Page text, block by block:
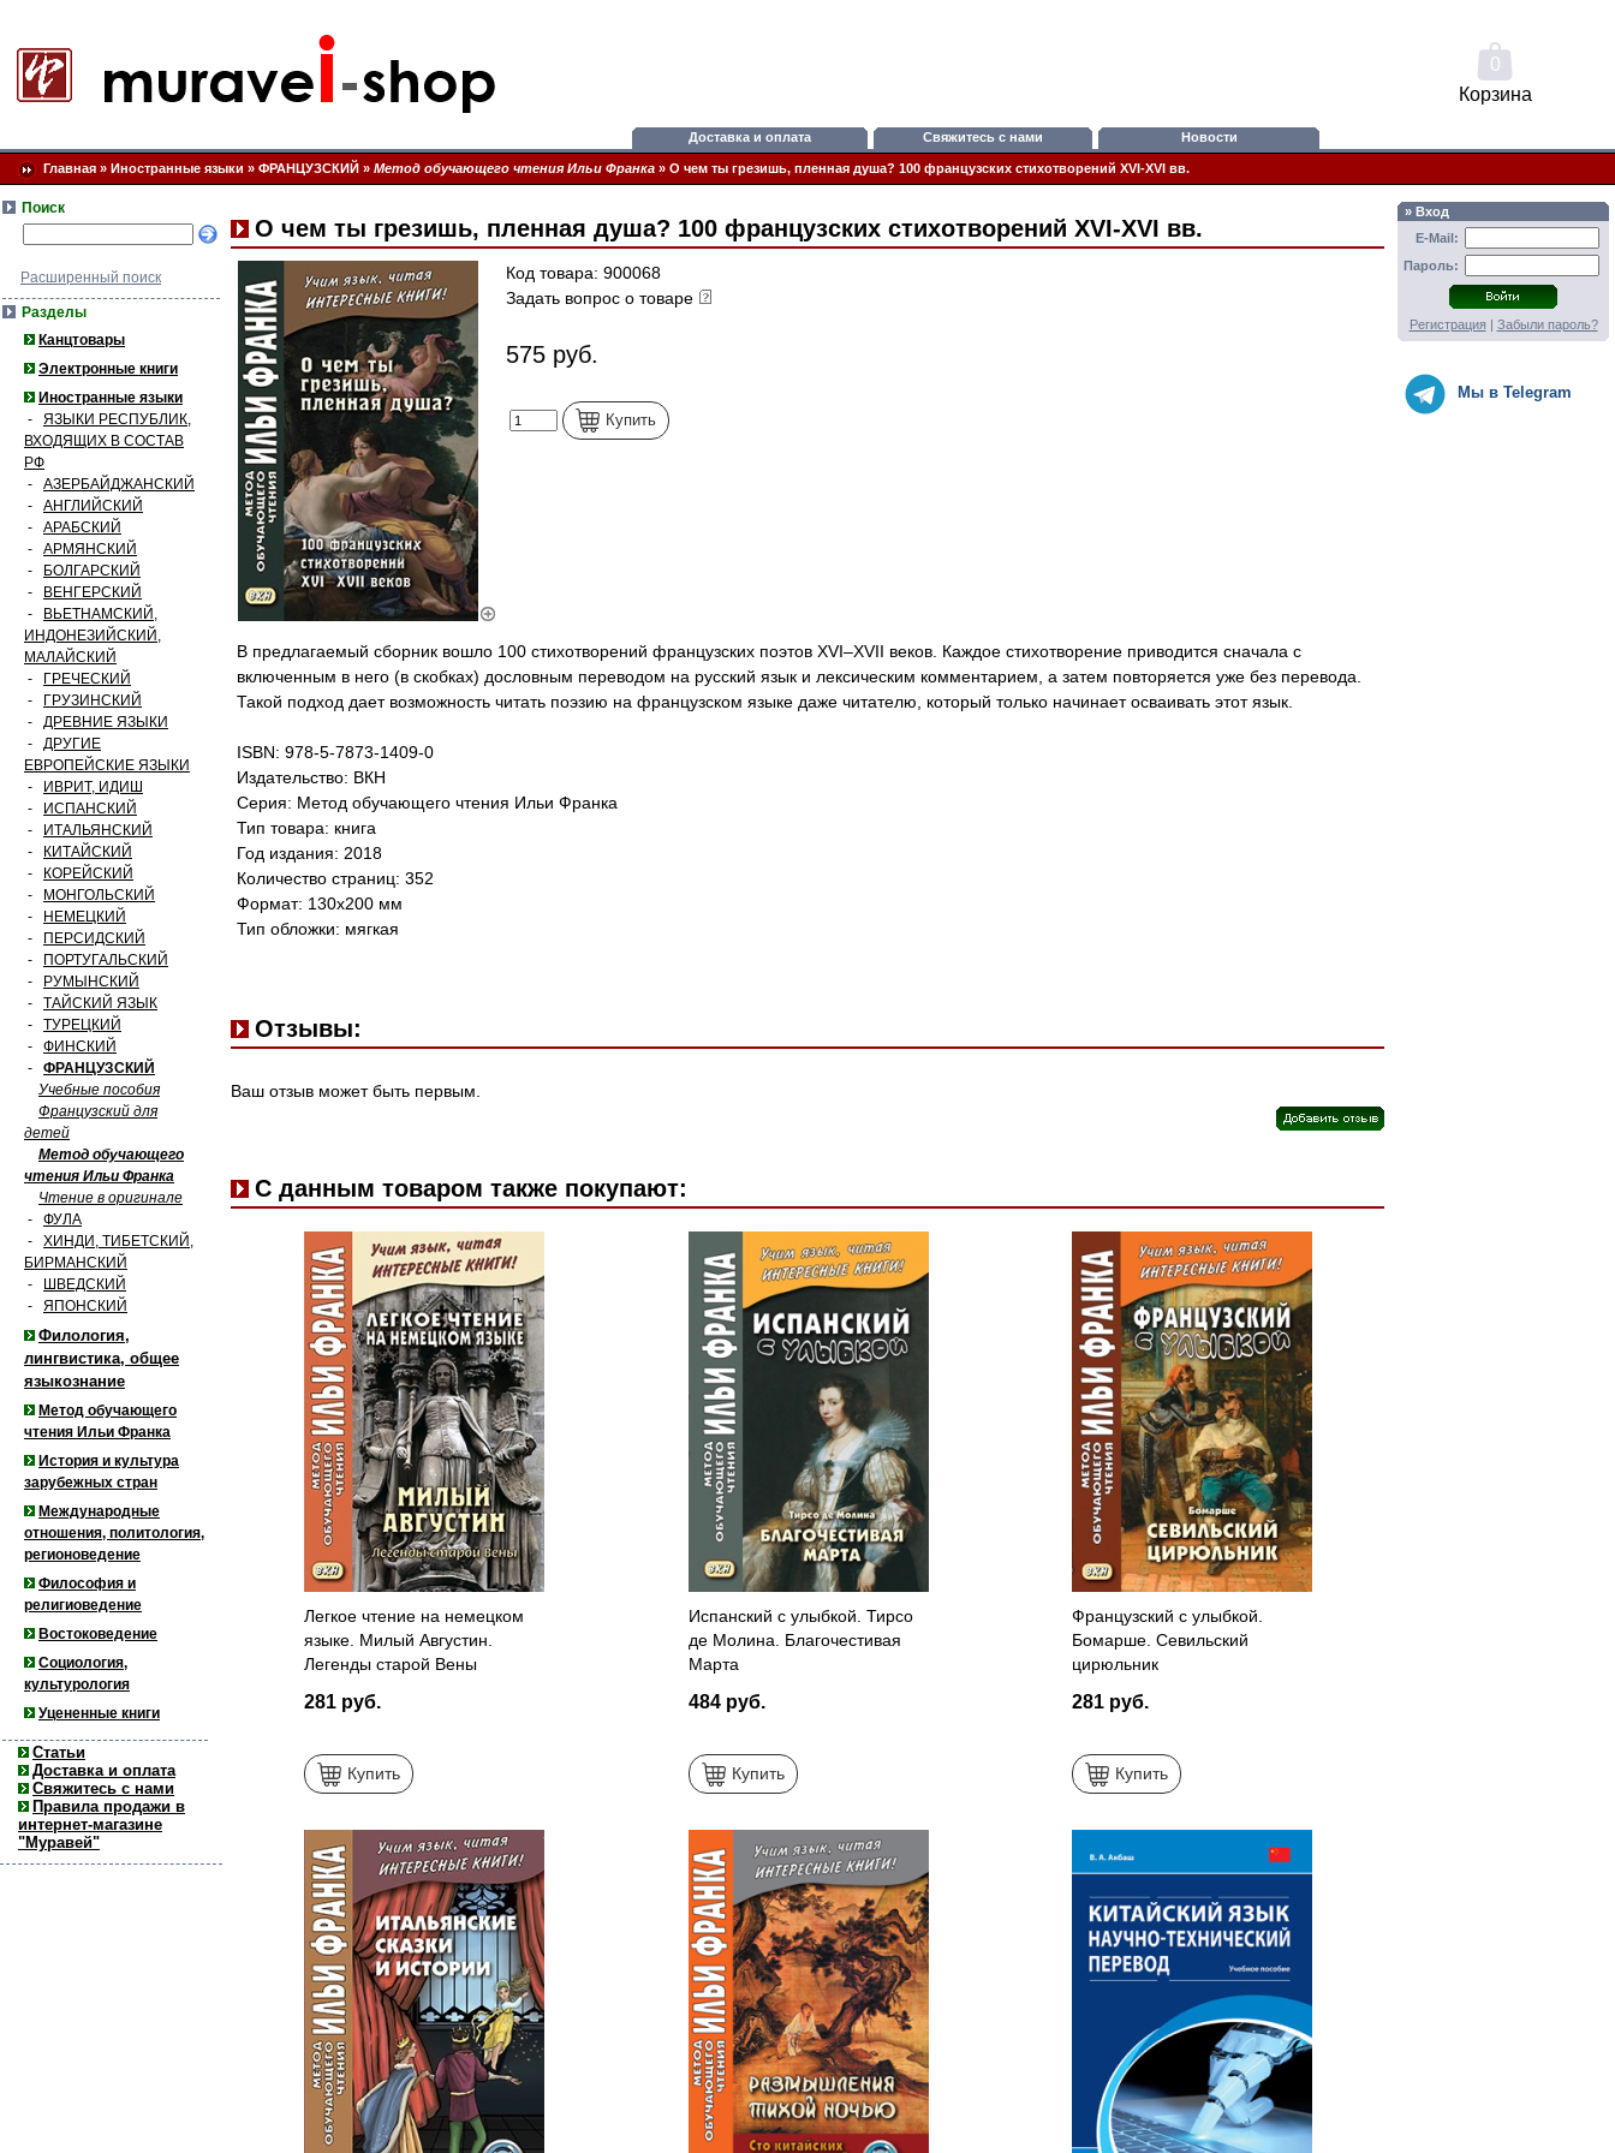
0
Корзина
Доставка и оплата Свяжитесь с нами Новости
Главная » Иностранные языки » ФРАНЦУЗСКИЙ » Метод обучающего чтения Ильи Франка » О чем ты грезишь, пленная душа? 100 французских стихотворений XVI-XVI вв.
Поиск
Расширенный поиск
Разделы
Канцтовары
Электронные книги
Иностранные языки
- ЯЗЫКИ РЕСПУБЛИК,
ВХОДЯЩИХ В СОСТАВ
РФ
- АЗЕРБАЙДЖАНСКИЙ
- АНГЛИЙСКИЙ
- АРАБСКИЙ
- АРМЯНСКИЙ
-
БОЛГАРСКИЙ
-
ВЕНГЕРСКИЙ
-
ВЬЕТНАМСКИЙ,
ИНДОНЕЗИЙСКИЙ,
МАЛАЙСКИЙ
-
ГРЕЧЕСКИЙ
-
ГРУЗИНСКИЙ
- ДРЕВНИЕ ЯЗЫКИ
- ДРУГИЕ
ЕВРОПЕЙСКИЕ ЯЗЫКИ
-
ИВРИТ, ИДИШ
-
ИСПАНСКИЙ
-
ИТАЛЬЯНСКИЙ
-
КИТАЙСКИЙ
-
КОРЕЙСКИЙ
-
МОНГОЛЬСКИЙ
-
НЕМЕЦКИЙ
-
ПЕРСИДСКИЙ
-
ПОРТУГАЛЬСКИЙ
-
РУМЫНСКИЙ
- ТАЙСКИЙ ЯЗЫК
- ТУРЕЦКИЙ
- ФИНСКИЙ
- ФРАНЦУЗСКИЙ
Учебные пособия
Французский для
детей
Метод обучающего
чтения Ильи Франка
Чтение в оригинале
- ФУЛА
- ХИНДИ, ТИБЕТСКИЙ,
БИРМАНСКИЙ
-
ШВЕДСКИЙ
- ЯПОНСКИЙ
Филология,
лингвистика, общее
языкознание
Метод обучающего
чтения Ильи Франка
История и культура
зарубежных стран
Международные
отношения, политология,
регионоведение
Философия и
религиоведение
Востоковедение
Социология,
культурология
Уцененные книги
Статьи
Доставка и оплата
Свяжитесь с нами
Правила продажи в
интернет-магазине
"Муравей"
О чем ты грезишь, пленная душа? 100 французских стихотворений XVI-XVI вв.
Код товара: 900068
Задать вопрос о товаре
575 руб.
Купить
В предлагаемый сборник вошло 100 стихотворений французских поэтов XVI–XVII веков. Каждое стихотворение приводится сначала с
включенным в него (в скобках) дословным переводом на русский язык и лексическим комментарием, а затем повторяется уже без перевода.
Такой подход дает возможность читать поэзию на французском языке даже читателю, который только начинает осваивать этот язык.
ISBN: 978-5-7873-1409-0
Издательство: ВКН
Серия: Метод обучающего чтения Ильи Франка
Тип товара: книга
Год издания: 2018
Количество страниц: 352
Формат: 130x200 мм
Тип обложки: мягкая
Отзывы:
Ваш отзыв может быть первым.
С данным товаром также покупают:
Легкое чтение на немецком
языке. Милый Августин.
Легенды старой Вены
281 руб.
Купить
Испанский с улыбкой. Тирсо
де Молина. Благочестивая
Марта
484 руб.
Купить
Французский с улыбкой.
Бомарше. Севильский
цирюльник
281 руб.
Купить
» Вход
E-Mail:
Пароль:
Регистрация | Забыли пароль?
Мы в Telegram